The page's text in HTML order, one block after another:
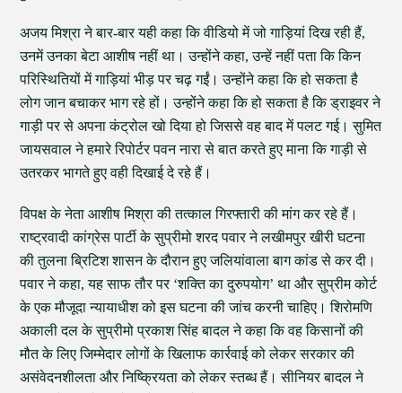
अजय मिश्रा ने बार-बार यही कहा कि वीडियो में जो गाड़ियां दिख रही हैं,
उनमें उनका बेटा आशीष नहीं था। उन्होंने कहा, उन्हें नहीं पता कि किन
परिस्थितियों में गाड़ियां भीड़ पर चढ़ गईं। उन्होंने कहा कि हो सकता है
लोग जान बचाकर भाग रहे हों। उन्होंने कहा कि हो सकता है कि ड्राइवर ने
गाड़ी पर से अपना कंट्रोल खो दिया हो जिससे वह बाद में पलट गई। सुमित
जायसवाल ने हमारे रिपोर्टर पवन नारा से बात करते हुए माना कि गाड़ी से
उतरकर भागते हुए वही दिखाई दे रहे हैं।
विपक्ष के नेता आशीष मिश्रा की तत्काल गिरफ्तारी की मांग कर रहे हैं।
राष्ट्रवादी कांग्रेस पार्टी के सुप्रीमो शरद पवार ने लखीमपुर खीरी घटना
की तुलना ब्रिटिश शासन के दौरान हुए जलियांवाला बाग कांड से कर दी।
पवार ने कहा, यह साफ तौर पर ‘शक्ति का दुरुपयोग’ था और सुप्रीम कोर्ट
के एक मौजूदा न्यायाधीश को इस घटना की जांच करनी चाहिए। शिरोमणि
अकाली दल के सुप्रीमो प्रकाश सिंह बादल ने कहा कि वह किसानों की
मौत के लिए जिम्मेदार लोगों के खिलाफ कार्रवाई को लेकर सरकार की
असंवेदनशीलता और निष्क्रियता को लेकर स्तब्ध हैं। सीनियर बादल ने